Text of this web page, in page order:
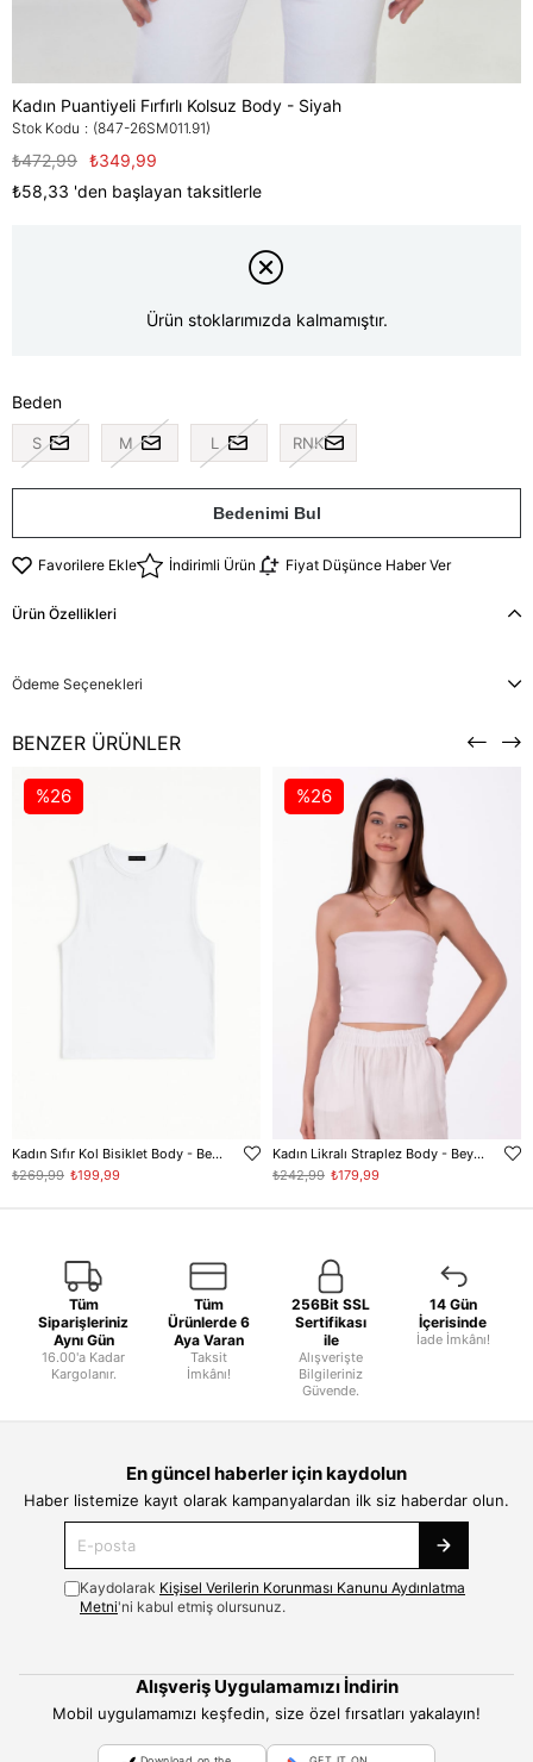
Kadın Puantiyeli Fırfırlı Kolsuz Body - Siyah
Stok Kodu (847-26SM011.91)
₺472,99 ₺349,99
₺58,33 'den başlayan taksitlerle
Ürün stoklarımızda kalmamıştır.
Beden
S M L RNK
Bedenimi Bul
Favorilere Ekle İndirimli Ürün Fiyat Düşünce Haber Ver
Ürün Özellikleri
Ödeme Seçenekleri
BENZER ÜRÜNLER
Kadın Sıfır Kol Bisiklet Body - Beyaz
₺199,99
₺269,99
%26
Kadın Likralı Straplez Body - Beyaz
₺179,99
₺242,99
%26
Tüm
Siparişleriniz
Aynı Gün
16.00'a Kadar
Kargolanır.
Tüm
Ürünlerde 6
Aya Varan
Taksit
İmkânı!
256Bit SSL
Sertifikası
ile
Alışverişte
Bilgileriniz
Güvende.
14 Gün
İçerisinde
İade İmkânı!
En güncel haberler için kaydolun
Haber listemize kayıt olarak kampanyalardan ilk siz haberdar olun.
Kaydolarak Kişisel Verilerin Korunması Kanunu Aydınlatma
Metni'ni kabul etmiş olursunuz.
Alışveriş Uygulamamızı İndirin
Mobil uygulamamızı keşfedin, size özel fırsatları yakalayın!